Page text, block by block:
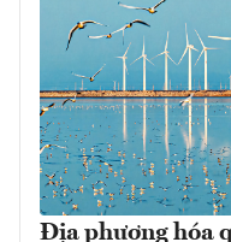
Địa phương hóa